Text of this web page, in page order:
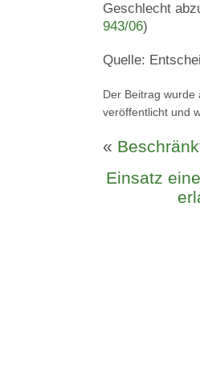
Geschlecht
943/06)
Quelle:
Der Beitrag wurde
veröffentlicht und
«
Einsatz